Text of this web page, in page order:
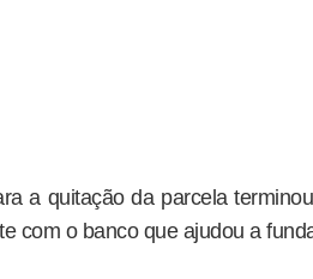
a quitação da parcela
com o banco que ajudou a